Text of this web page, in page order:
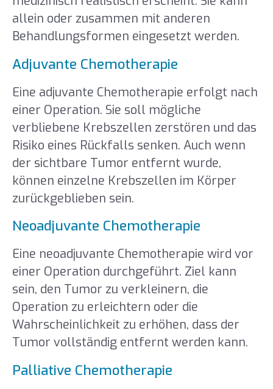
allein oder zusammen mit anderen
Behandlungsformen eingesetzt werden.
Adjuvante Chemotherapie
Eine adjuvante Chemotherapie erfolgt nach
einer Operation. Sie soll mögliche
verbliebene Krebszellen zerstören und das
Risiko eines Rückfalls senken. Auch wenn
der sichtbare Tumor entfernt wurde,
können einzelne Krebszellen im Körper
zurückgeblieben sein.
Neoadjuvante Chemotherapie
Eine neoadjuvante Chemotherapie wird vor
einer Operation durchgeführt. Ziel kann
sein, den Tumor zu verkleinern, die
Operation zu erleichtern oder die
Wahrscheinlichkeit zu erhöhen, dass der
Tumor vollständig entfernt werden kann.
Palliative Chemotherapie